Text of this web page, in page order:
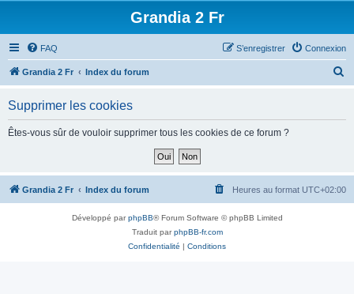
Grandia 2 Fr
FAQ Connexion
S’enregistrer
Grandia 2 Fr Index du forum
h
Supprimer les cookies
Êtes-vous sûr de vouloir supprimer tous les cookies de ce forum ?
Grandia 2 Fr Index du forum Heures au format UTC+02:00
Développé parphpBB® Forum Software © phpBB Limited
Traduit parphpBB-fr.com
Confidentialité | Conditions